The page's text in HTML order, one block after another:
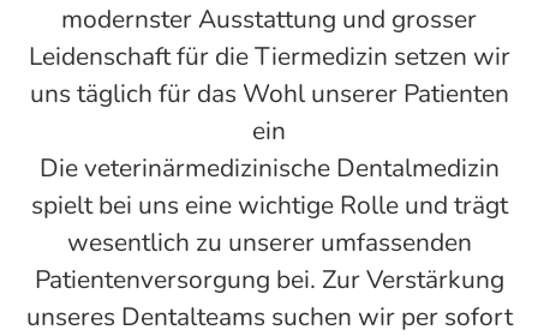
modernster Ausstattung und grosser
Leidenschaft für die Tiermedizin setzen wir
uns täglich für das Wohl unserer Patienten
ein
Die veterinärmedizinische Dentalmedizin
spielt bei uns eine wichtige Rolle und trägt
wesentlich zu unserer umfassenden
Patientenversorgung bei. Zur Verstärkung
unseres Dentalteams suchen wir per sofort